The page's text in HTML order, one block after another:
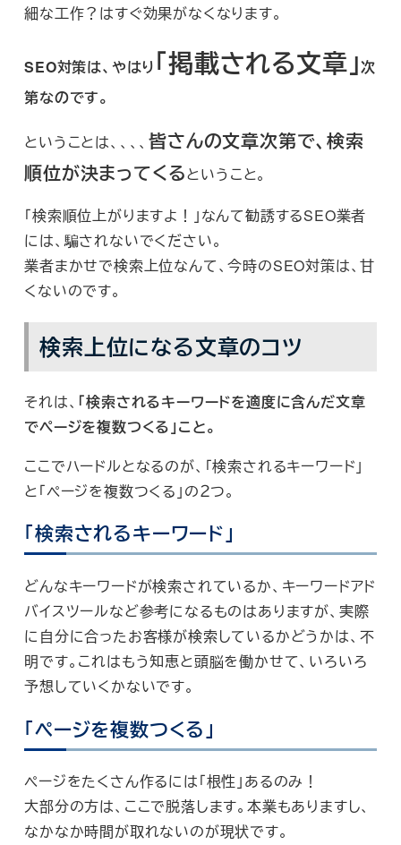
細な工作？はすぐ効果がなくなります。
SEO対策は、やはり 「掲載される文章」次
第なのです。
ということは、、、、皆さんの文章次第で、検索
順位が決まってくるということ。
「検索順位上がりますよ！」なんて勧誘するSEO業者
には、騙されないでください。
業者まかせで検索上位なんて、今時のSEO対策は、甘
くないのです。
検索上位になる文章のコツ
それは、 「検索されるキーワードを適度に含んだ文章
でページを複数つくる」こと。
ここでハードルとなるのが、「検索されるキーワード」
と「ページを複数つくる」の２つ。
「検索されるキーワード」
どんなキーワードが検索されているか、キーワードアド
バイスツールなど参考になるものはありますが、実際
に自分に合ったお客様が検索しているかどうかは、不
明です。これはもう知恵と頭脳を働かせて、いろいろ
予想していくかないです。
「ページを複数つくる」
ページをたくさん作るには「根性」あるのみ！
大部分の方は、ここで脱落します。本業もありますし、
なかなか時間が取れないのが現状です。